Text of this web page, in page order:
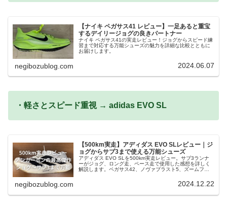
【ナイキ ペガサス41 レビュー】一足あると重宝
するデイリージョグの良きパートナー
ナイキ ペガサス41の実走レビュー！ジョグからスピード練
習まで対応する万能シューズの魅力を詳細な比較とともに
お届けします。
negibozublog.com 2024.06.07
・軽さとスピード重視 → adidas EVO SL
【500km実走】アディダス EVO SLレビュー｜ジ
ョグからサブ3まで使える万能シューズ
アディダス EVO SLを500km実走レビュー。サブ3ランナ
ーがジョグ、ロング走、ペース走で使用した感想を詳しく
解説します。ペガサス42、ノヴァブラスト5、ズームフラ
negibozublog.com 2024.12.22